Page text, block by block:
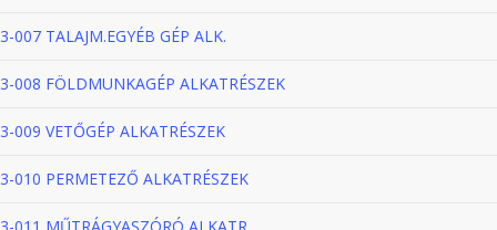
3-007 TALAJM.EGYÉB GÉP ALK.
3-008 FÖLDMUNKAGÉP ALKATRÉSZEK
3-009 VETŐGÉP ALKATRÉSZEK
3-010 PERMETEZŐ ALKATRÉSZEK